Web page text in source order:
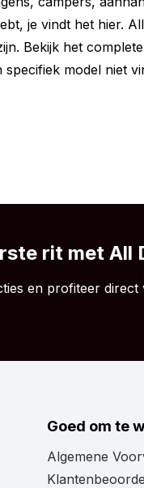
rood
graphite rood
graphite oranje
kijkje in ons
je vindt het hier.
Bekijk het
model niet
rit met All
en profiteer direct
Goed om te
Algemene